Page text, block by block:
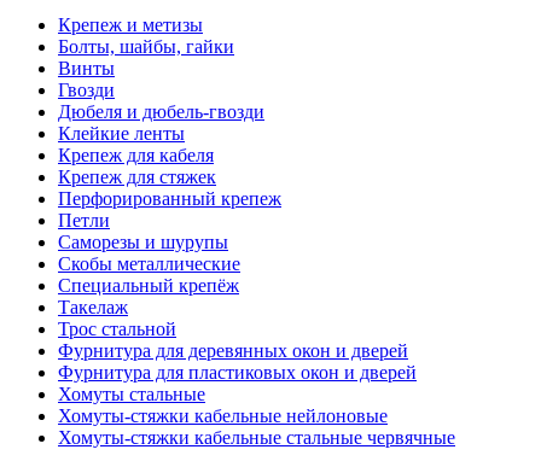
Крепеж и метизы
Болты, шайбы, гайки
Винты
Гвозди
Дюбеля и дюбель-гвозди
Клейкие ленты
Крепеж для кабеля
Крепеж для стяжек
Перфорированный крепеж
Петли
Саморезы и шурупы
Скобы металлические
Специальный крепёж
Такелаж
Трос стальной
Фурнитура для деревянных окон и дверей
Фурнитура для пластиковых окон и дверей
Хомуты стальные
Хомуты-стяжки кабельные нейлоновые
Хомуты-стяжки кабельные стальные червячные